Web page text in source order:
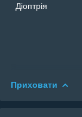
Діоптрія
Приховати